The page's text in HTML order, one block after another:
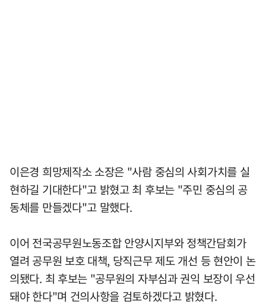
이은경 희망제작소 소장은 "사람 중심의 사회가치를 실
현하길 기대한다"고 밝혔고 최 후보는 "주민 중심의 공
동체를 만들겠다"고 말했다.
이어 전국공무원노동조합 안양시지부와 정책간담회가
열려 공무원 보호 대책, 당직근무 제도 개선 등 현안이 논
의됐다. 최 후보는 "공무원의 자부심과 권익 보장이 우선
돼야 한다"며 건의사항을 검토하겠다고 밝혔다.